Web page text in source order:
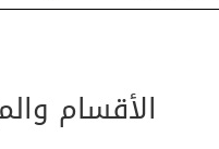
الأقسام